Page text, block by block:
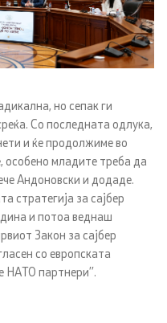
на документи
но сепак ги
Со последната одлука,
и ќе продолжиме во
особено младите треба да
Андоновски и додаде.
стратегија за сајбер
и потоа веднаш
Закон за сајбер
со европската
партнери’’.